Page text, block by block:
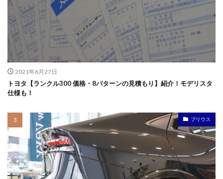
2021年6月27日
トヨタ【ランクル300 価格・8パターンの見積もり】紹介！モデリスタ
仕様も！
プリウス